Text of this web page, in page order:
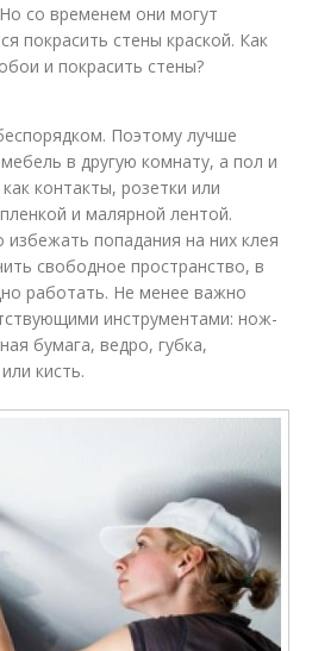
со временем они могут
покрасить стены краской. Как
и покрасить стены?
Поэтому лучше
в другую комнату, а пол и
контакты, розетки или
и малярной лентой.
попадания на них клея
свободное пространство, в
работать. Не менее важно
инструментами: нож-
бумага, ведро, губка,
кисть.